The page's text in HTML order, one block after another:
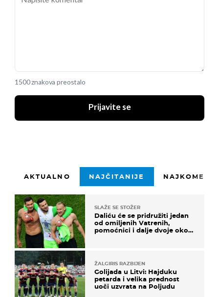
1500 znakova preostalo
Prijavite se
AKTUALNO NAJČITANIJE
SLAŽE SE STOŽER
Daliću će se pridružiti jedan
od omiljenih Vatrenih,
pomoćnici i dalje dvoje oko
ŽALGIRIS RAZBIJEN
Golijada u Litvi: Hajduku
petarda i velika prednost
uoči uzvrata na Poljudu